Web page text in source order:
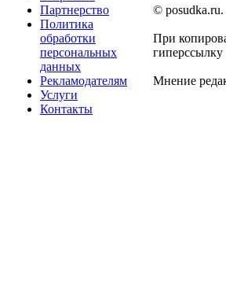
Партнерство
Политика
обработки
персональных
данных
Рекламодателям
Услуги
Контакты
©
При
гиперссылку
Мнение